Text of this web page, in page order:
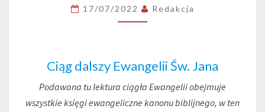
NIEDZIELA
17/07/2022 Redakcja
Ciąg dalszy Ewangelii Św. Jana
Podawana tu lektura ciągła Ewangelii obejmuje
wszystkie księgi ewangeliczne kanonu biblijnego, w ten